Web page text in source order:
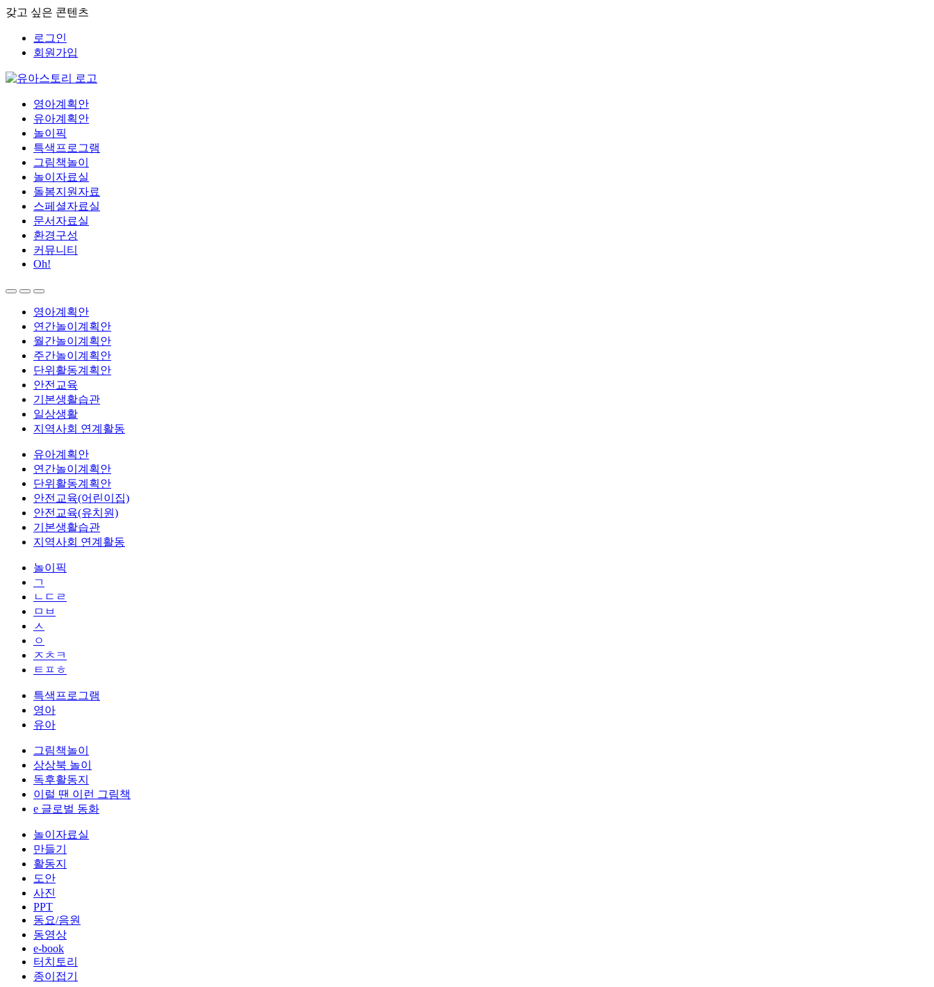
갖고 싶은 콘텐츠
로그인
회원가입
영아계획안
유아계획안
놀이픽
특색프로그램
그림책놀이
놀이자료실
돌봄지원자료
스페셜자료실
문서자료실
환경구성
커뮤니티
Oh!
영아계획안
연간놀이계획안
월간놀이계획안
주간놀이계획안
단위활동계획안
안전교육
기본생활습관
일상생활
지역사회 연계활동
유아계획안
연간놀이계획안
단위활동계획안
안전교육(어린이집)
안전교육(유치원)
기본생활습관
지역사회 연계활동
놀이픽
ㄱ
ㄴㄷㄹ
ㅁㅂ
ㅅ
ㅇ
ㅈㅊㅋ
ㅌㅍㅎ
특색프로그램
영아
유아
그림책놀이
상상북 놀이
독후활동지
이럴 땐 이런 그림책
e 글로벌 동화
놀이자료실
만들기
활동지
도안
사진
PPT
동요/음원
동영상
e-book
터치토리
종이접기